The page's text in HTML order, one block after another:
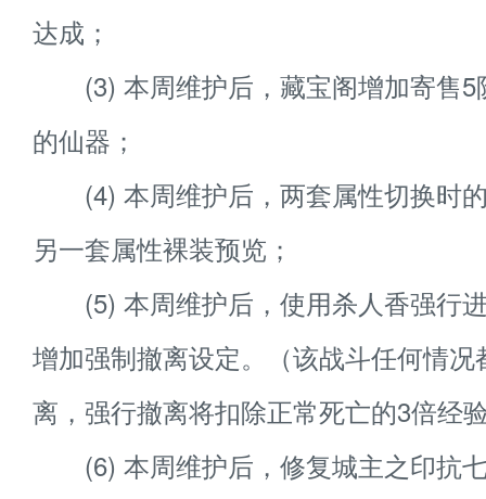
达成；
(3) 本周维护后，藏宝阁增加寄售5
的仙器；
(4) 本周维护后，两套属性切换时
另一套属性裸装预览；
(5) 本周维护后，使用杀人香强行
增加强制撤离设定。（该战斗任何情况
离，强行撤离将扣除正常死亡的3倍经
(6) 本周维护后，修复城主之印抗